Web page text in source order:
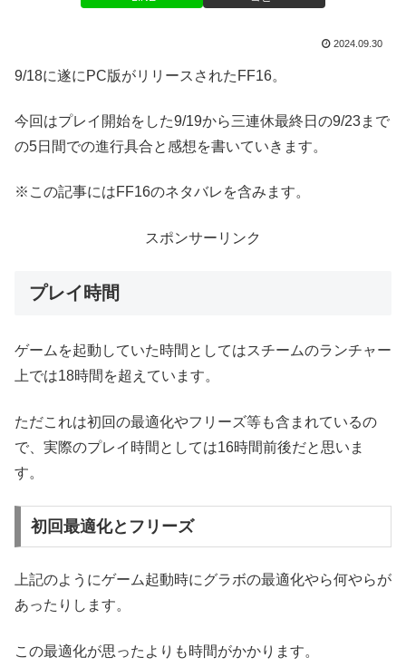
2024.09.30
9/18に遂にPC版がリリースされたFF16。
今回はプレイ開始をした9/19から三連休最終日の9/23まで
の5日間での進行具合と感想を書いていきます。
※この記事にはFF16のネタバレを含みます。
スポンサーリンク
プレイ時間
ゲームを起動していた時間としてはスチームのランチャー
上では18時間を超えています。
ただこれは初回の最適化やフリーズ等も含まれているの
で、実際のプレイ時間としては16時間前後だと思いま
す。
初回最適化とフリーズ
上記のようにゲーム起動時にグラボの最適化やら何やらが
あったりします。
この最適化が思ったよりも時間がかかります。